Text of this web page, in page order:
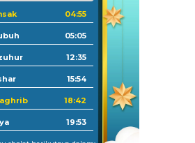
04:55
05:05
12:35
15:54
18:42
19:53